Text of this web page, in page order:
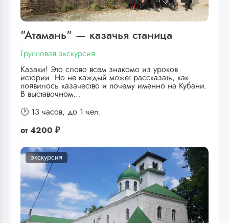
"Атамань" — казачья станица
Групповая экскурсия
Казаки! Это слово всем знакомо из уроков
истории. Но не каждый может рассказать, как
появилось казачество и почему именно на Кубани.
В выставочном…
🕐 13 часов, до 1 чел.
от 4200 ₽
экскурсия